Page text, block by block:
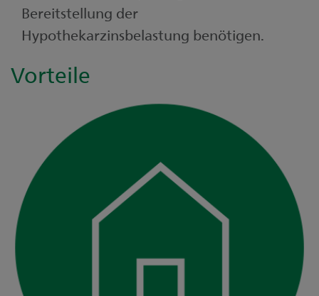
Bereitstellung der
Hypothekarzinsbelastung benötigen.
Vorteile